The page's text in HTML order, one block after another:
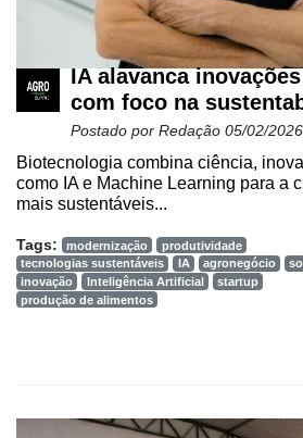
IA alavanca
com foco na
Postado por Redação 05/02/2026
Biotecnologia combina ciência,
como IA e Machine Learning para a
mais sustentáveis...
Tags: modernização
produtividade
tecnologias sustentáveis
IA agronegócio
inovação
Inteligência Artificial
startup
produção de alimentos